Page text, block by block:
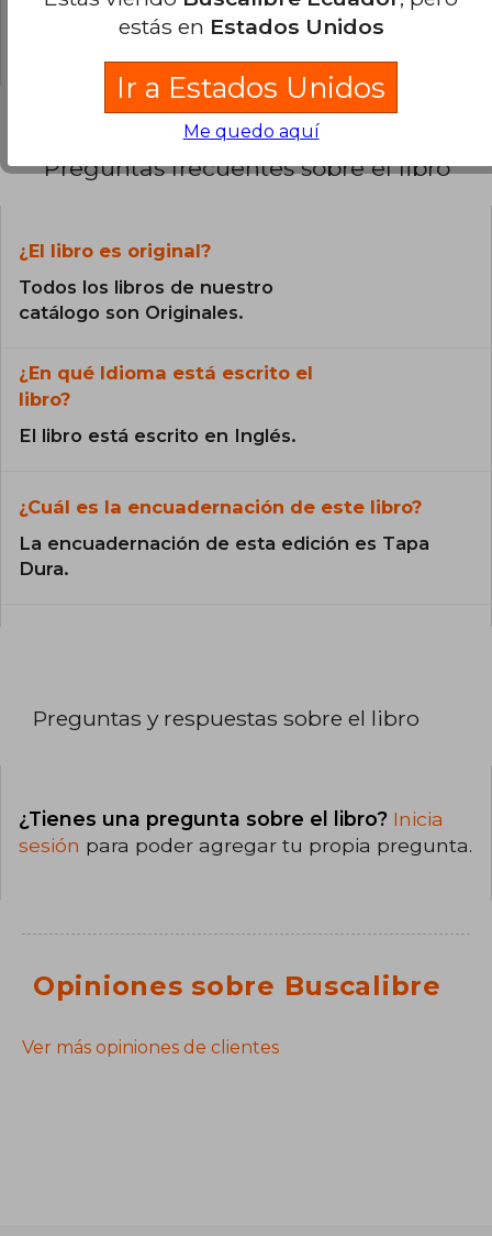
0% (0)
0% (0)
Preguntas frecuentes sobre el libro
¿El libro es original?
Todos los libros de nuestro
catálogo son Originales.
¿En qué Idioma está escrito el
libro?
El libro está escrito en Inglés.
¿Cuál es la encuadernación de este libro?
La encuadernación de esta edición es Tapa
Dura.
Preguntas y respuestas sobre el libro
¿Tienes una pregunta sobre el libro? Inicia
sesión para poder agregar tu propia pregunta.
Opiniones sobre Buscalibre
Ver más opiniones de clientes
estás en Estados Unidos
Ir a Estados Unidos
Me quedo aquí